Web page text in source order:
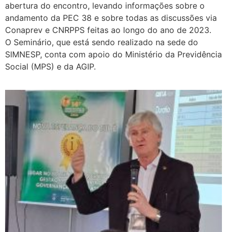
abertura do encontro, levando informações sobre o
andamento da PEC 38 e sobre todas as discussões via
Conaprev e CNRPPS feitas ao longo do ano de 2023.
O Seminário, que está sendo realizado na sede do
SIMNESP, conta com apoio do Ministério da Previdência
Social (MPS) e da AGIP.